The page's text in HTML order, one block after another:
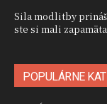
Sila modlitby
ste si mali
POPULÁRNE